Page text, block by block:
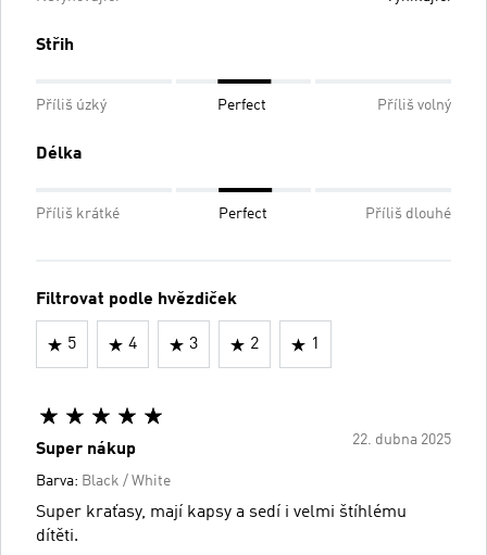
Střih
Příliš úzký Perfect Příliš volný
Délka
Příliš krátké Perfect Příliš dlouhé
Filtrovat podle hvězdiček
5 4 3 2 1
22. dubna 2025
Super nákup
Barva: Black / White
Super kraťasy, mají kapsy a sedí i velmi štíhlému
dítěti.